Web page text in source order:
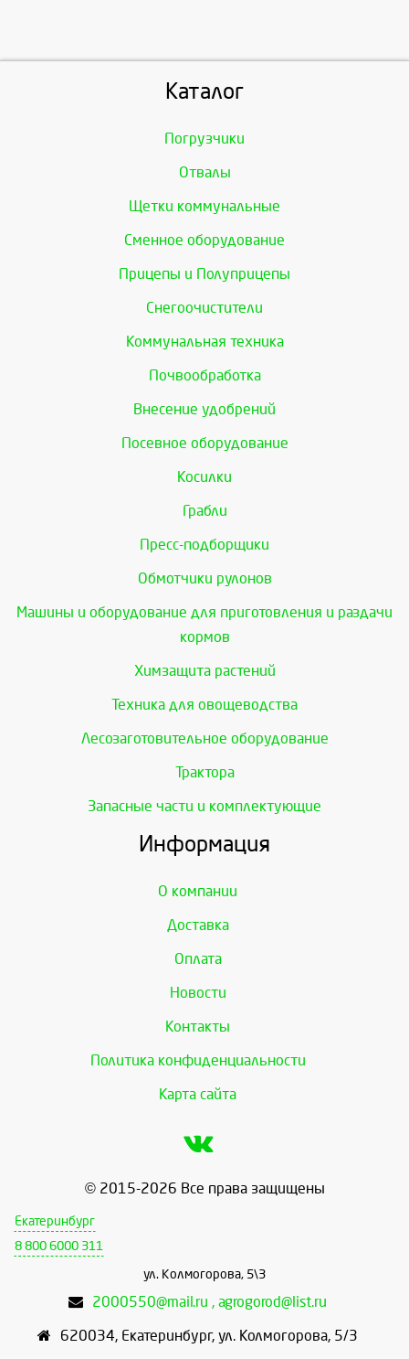
Каталог
Погрузчики
Отвалы
Щетки коммунальные
Сменное оборудование
Прицепы и Полуприцепы
Снегоочистители
Коммунальная техника
Почвообработка
Внесение удобрений
Посевное оборудование
Косилки
Грабли
Пресс-подборщики
Обмотчики рулонов
Машины и оборудование для приготовления и раздачи
кормов
Химзащита растений
Техника для овощеводства
Лесозаготовительное оборудование
Трактора
Запасные части и комплектующие
Информация
О компании
Доставка
Оплата
Новости
Контакты
Политика конфиденциальности
Карта сайта
© 2015-2026 Все права защищены
Екатеринбург
8 800 6000 311
ул. Колмогорова, 5\3
2000550@mail.ru , agrogorod@list.ru
620034, Екатеринбург, ул. Колмогорова, 5/3